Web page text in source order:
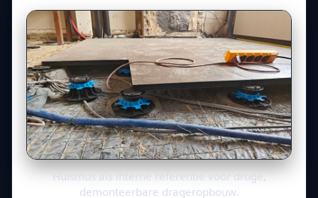
Huismus als interne referentie voor droge,
demonteerbare drageropbouw.